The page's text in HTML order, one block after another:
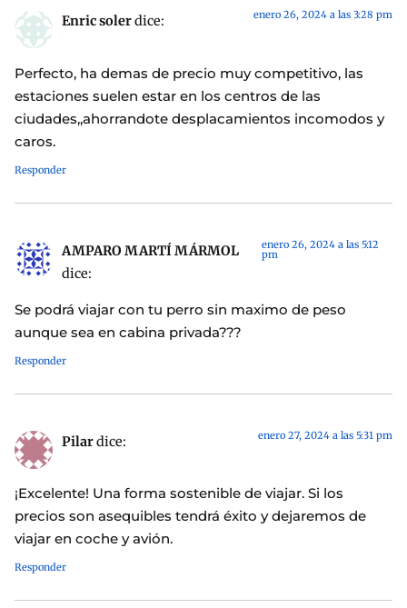
Enric solerdice: enero 26, 2024 a las 3:28 pm
Perfecto, ha demas de precio muy competitivo, las
estaciones suelen estar en los centros de las
ciudades,,ahorrandote desplacamientos incomodos y
caros.
Responder
AMPARO MARTÍ MÁRMOL
dice:
enero 26, 2024 a las 5:12
pm
Se podrá viajar con tu perro sin maximo de peso
aunque sea en cabina privada???
Responder
Pilardice: enero 27, 2024 a las 5:31 pm
¡Excelente! Una forma sostenible de viajar. Si los
precios son asequibles tendrá éxito y dejaremos de
viajar en coche y avión.
Responder